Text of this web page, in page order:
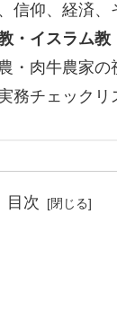
仰、経済、
・イスラム
・肉牛農家の
チェックリ
目次